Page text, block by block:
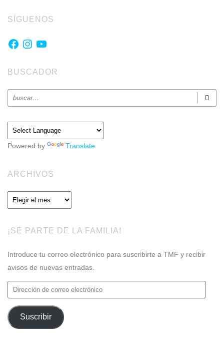
SÍGUENOS
Facebook
Instagram
YouTube
BUSCADOR
Powered by Translate
ARCHIVOS
Archivos
¡SÉ PARTE DE LA FAMILIA!
Introduce tu correo electrónico para suscribirte a TMF y recibir
avisos de nuevas entradas.
Dirección
de
correo
electrónico
Suscribir